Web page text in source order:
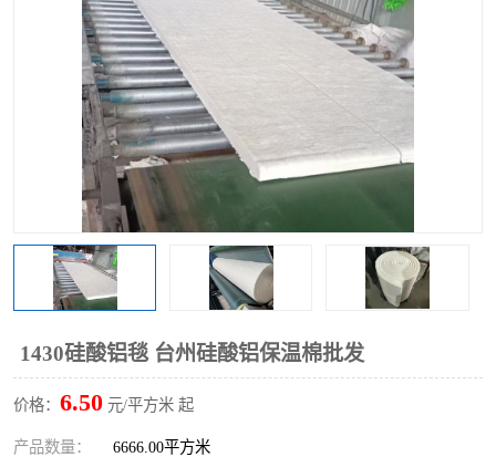
1430硅酸铝毯 台州硅酸铝保温棉批发
价格： 6.50 元/平方米 起
产品数量： 6666.00平方米
硅酸铝保温棉 硅酸铝板